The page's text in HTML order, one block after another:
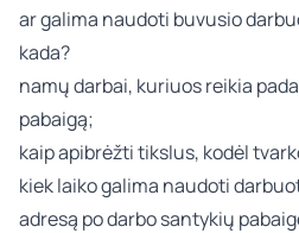
ar galima naudoti buvusio
kada?
namų darbai, kuriuos reikia
pabaigą;
kaip apibrėžti tikslus, kodėl
kiek laiko galima naudoti
adresą po darbo santykių